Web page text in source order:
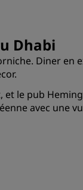
Dhabi
Diner
le pub
avec une